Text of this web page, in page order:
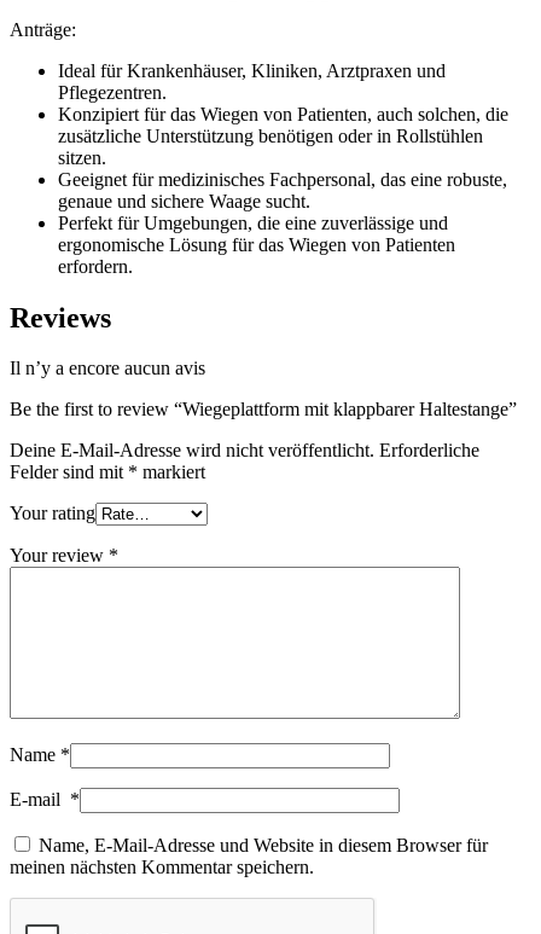
Anträge:
Ideal für Krankenhäuser, Kliniken, Arztpraxen und
Pflegezentren.
Konzipiert für das Wiegen von Patienten, auch solchen, die
zusätzliche Unterstützung benötigen oder in Rollstühlen
sitzen.
Geeignet für medizinisches Fachpersonal, das eine robuste,
genaue und sichere Waage sucht.
Perfekt für Umgebungen, die eine zuverlässige und
ergonomische Lösung für das Wiegen von Patienten
erfordern.
Reviews
Il n’y a encore aucun avis
Be the first to review “Wiegeplattform mit klappbarer Haltestange”
Deine E-Mail-Adresse wird nicht veröffentlicht. Erforderliche
Felder sind mit * markiert
Your rating
Your review *
Name *
E-mail *
Name, E-Mail-Adresse und Website in diesem Browser für
meinen nächsten Kommentar speichern.